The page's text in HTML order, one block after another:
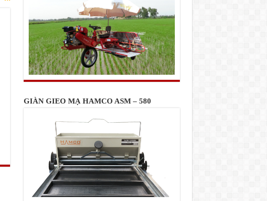
GIÀN GIEO MẠ HAMCO ASM – 580